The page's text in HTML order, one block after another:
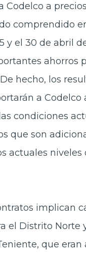
Codelco a
comprendido
y el 30 de abril
ahorros
hecho, los
a Codelco
condiciones
que son
actuales niveles
implican
el Distrito Norte
que eran